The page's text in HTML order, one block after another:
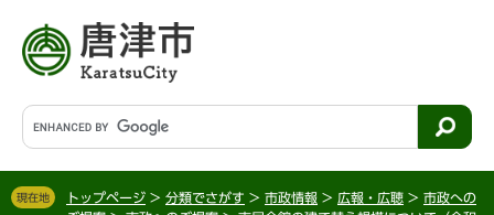
す
。
し
て
G
o
g
l
現在地 トップページ > 分類でさがす > 市政情報 > 広報・広聴 > 市政への